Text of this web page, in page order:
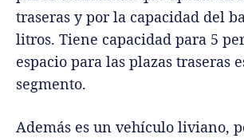
traseras y por la capacidad del
litros. Tiene capacidad para 5
espacio para las plazas traseras
segmento.
Además es un vehículo liviano,